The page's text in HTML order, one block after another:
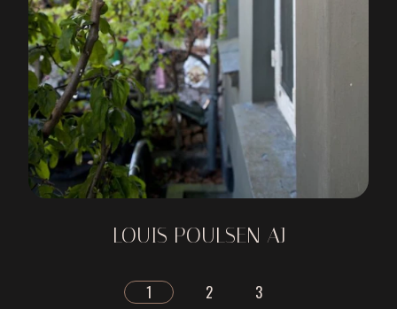
LOUIS POULSEN AJ
1 2 3